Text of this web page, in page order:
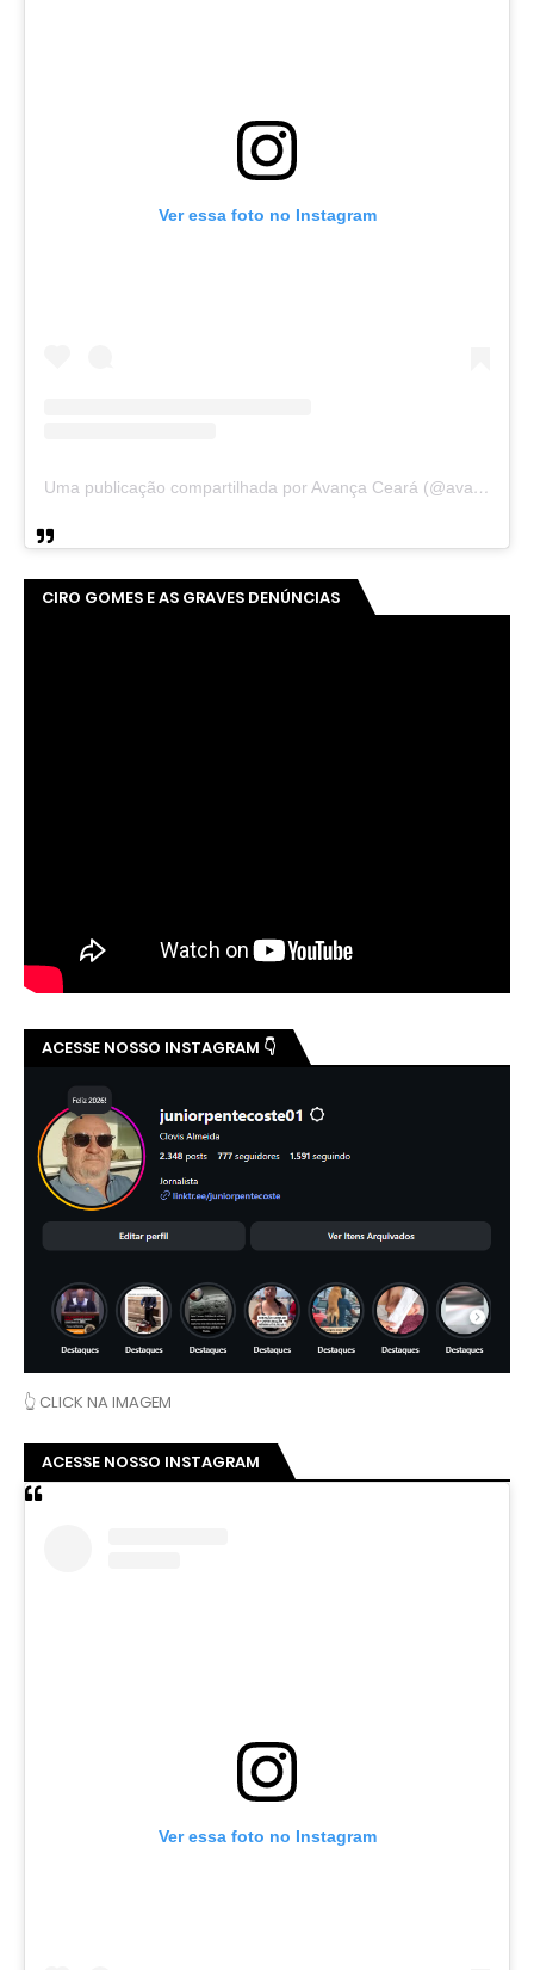
Ver essa foto no Instagram
Uma publicação compartilhada por Avança Ceará (@avancaceara)
CIRO GOMES E AS GRAVES DENÚNCIAS
ACESSE NOSSO INSTAGRAM 👇
👆 CLICK NA IMAGEM
ACESSE NOSSO INSTAGRAM
Ver essa foto no Instagram